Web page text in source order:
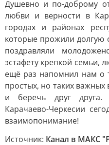
Душевно и по-доброму
любви и верности в
городах и районах
которые прожили долгую
поздравляли
эстафету крепкой семьи,
ещё раз напомнил нам о
простых, но таких
и беречь друг
Карачаево-Черкесии
взаимопонимание!
Источник: Канал в МАКС